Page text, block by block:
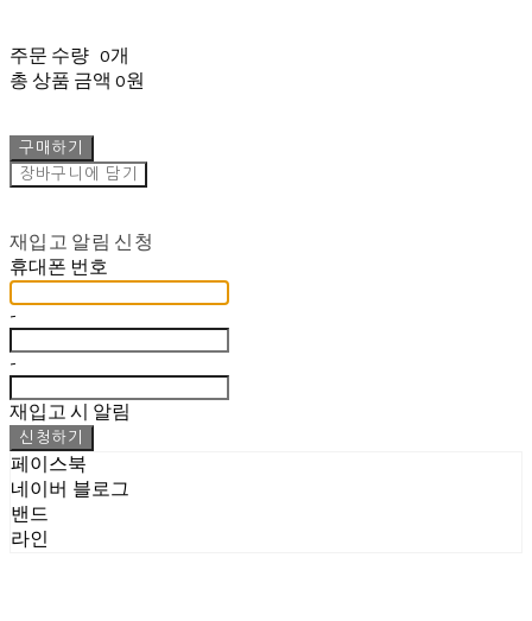
주문 수량 0개
총 상품 금액 0원
구매하기
장바구니에 담기
재입고 알림 신청
휴대폰 번호
-
-
재입고 시 알림
신청하기
페이스북
네이버 블로그
밴드
라인